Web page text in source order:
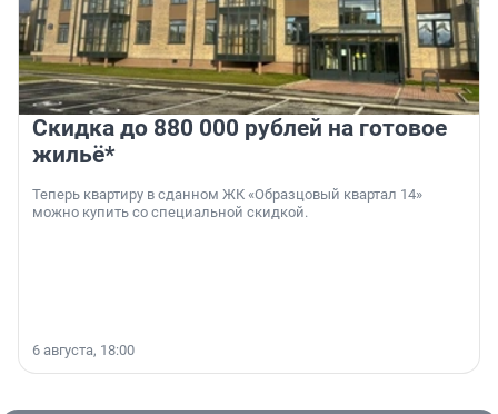
Скидка до 880 000 рублей на готовое
жильё*
Теперь квартиру в сданном ЖК «Образцовый квартал 14»
можно купить со специальной скидкой.
6 августа, 18:00